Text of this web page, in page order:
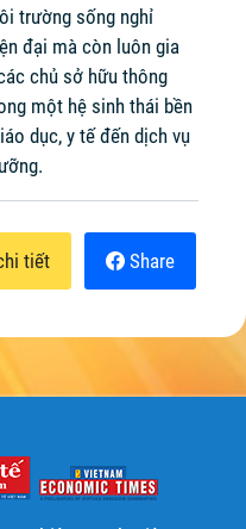
trường sống nghỉ
đại mà còn luôn gia
chủ sở hữu thông
một hệ sinh thái bền
dục, y tế đến dịch vụ
tiết Share